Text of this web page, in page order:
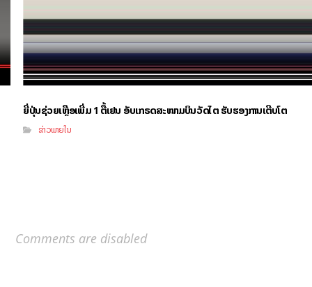
ຍີ່ປຸ່ນຊ່ວຍເຫຼືອເພີ່ມ 1 ຕື້ເຢນ ອັບເກຣດສະໜາມບິນວັດໄຕ ຮັບຮອງການເຕີບໂຕ
ຂ່າວພາຍໃນ
Comments are disabled